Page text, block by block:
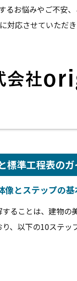
るお悩みやご不安
対応させていただき
標準工程表のガ
像とステップの
ることは、建物の
、以下の10ステッ